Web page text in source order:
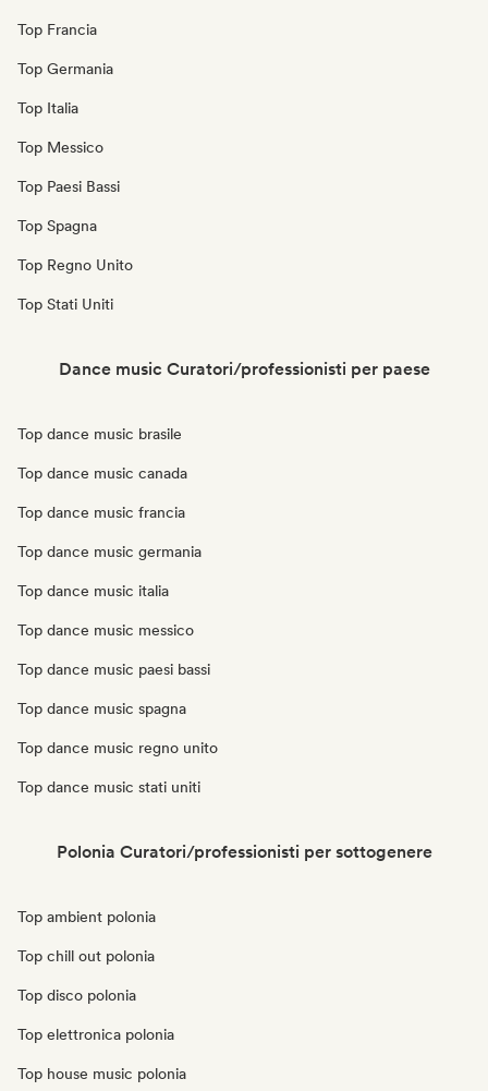
Top Francia
Top Germania
Top Italia
Top Messico
Top Paesi Bassi
Top Spagna
Top Regno Unito
Top Stati Uniti
Dance music Curatori/professionisti per paese
Top dance music brasile
Top dance music canada
Top dance music francia
Top dance music germania
Top dance music italia
Top dance music messico
Top dance music paesi bassi
Top dance music spagna
Top dance music regno unito
Top dance music stati uniti
Polonia Curatori/professionisti per sottogenere
Top ambient polonia
Top chill out polonia
Top disco polonia
Top elettronica polonia
Top house music polonia